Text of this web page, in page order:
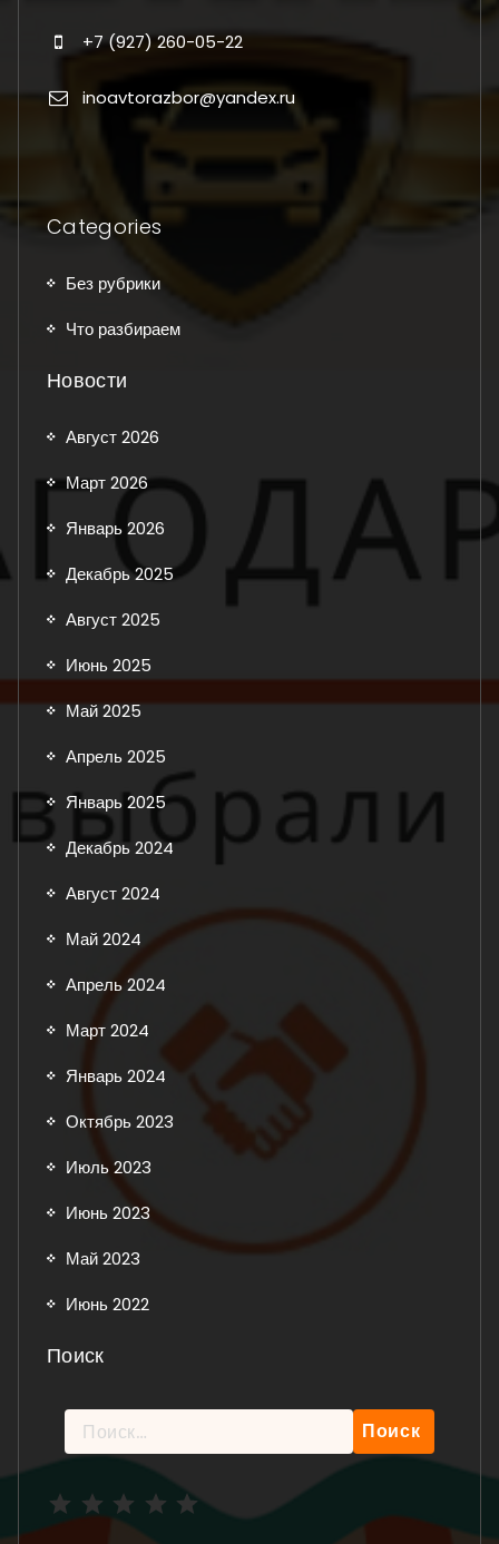
+7 (927) 260-05-22
inoavtorazbor@yandex.ru
Categories
Без рубрики
Что разбираем
Новости
Август 2026
Март 2026
Январь 2026
Декабрь 2025
Август 2025
Июнь 2025
Май 2025
Апрель 2025
Январь 2025
Декабрь 2024
Август 2024
Май 2024
Апрель 2024
Март 2024
Январь 2024
Октябрь 2023
Июль 2023
Июнь 2023
Май 2023
Июнь 2022
Поиск
Найти: